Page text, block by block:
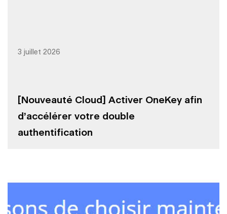
[Nouveauté Cloud] Activer OneKey afin
d’accélérer votre double
authentification
3 juillet 2026